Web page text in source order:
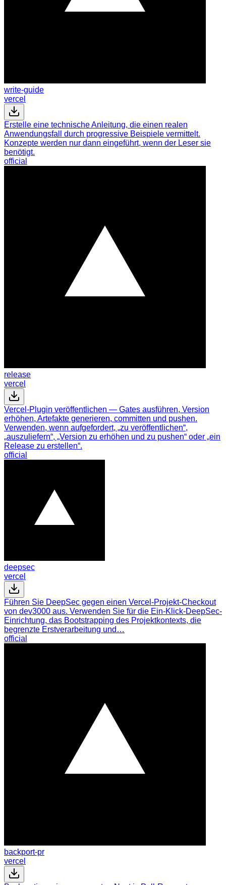
write-guide
vercel
Erstelle eine technische Anleitung, die einen realen
Anwendungsfall durch progressive Beispiele vermittelt.
Konzepte werden nur dann eingeführt, wenn der Leser sie
benötigt.
official
release
vercel
Vercel-Plugin veröffentlichen — Gates ausführen, Version
erhöhen, Artefakte generieren, committen und pushen.
Verwenden, wenn aufgefordert, „zu veröffentlichen“,
„auszuliefern“, „Version zu erhöhen und zu pushen“ oder „ein
Release zu erstellen“.
official
deepsec
vercel
Führen Sie DeepSec gegen einen Vercel-Projekt-Checkout
von dev3000 aus. Verwenden Sie für die Ein-Klick-DeepSec-
Einrichtung, das Bootstrapping des Projektkontexts, die
begrenzte Erstverarbeitung und…
official
backport-pr
vercel